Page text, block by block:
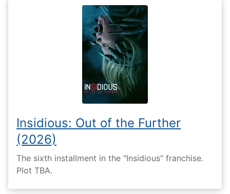
Insidious: Out of the Further
(2026)
The sixth installment in the "Insidious" franchise.
Plot TBA.